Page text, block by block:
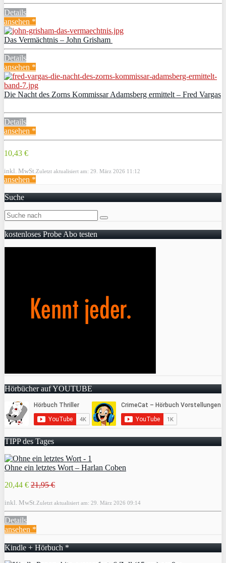
Details
ansehen *
Das Vermächtnis – John Grisham
Details
ansehen *
Die Nacht des Zorns Kommissar Adamsberg ermittelt – Fred Vargas
Details
ansehen *
10,43 €
inkl. MwSt. Zuletzt aktualisiert am: 29. März 2026 11:12
ansehen *
Suche
kostenloses Probe Abo testen
Hörbücher auf YOUTUBE
TIPP des Tages
Ohne ein letztes Wort – Harlan Coben
20,44 € 21,95 €
inkl. MwSt. Zuletzt aktualisiert am: 29. März 2026 09:14
Details
ansehen *
Kindle + Hörbuch *